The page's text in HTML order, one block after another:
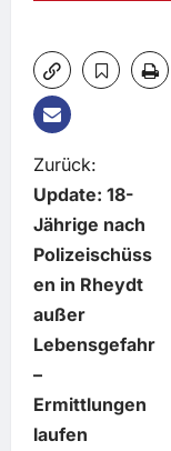
B
e
i
t
r
a
Zurück:
Update: 18-
Jährige nach
Polizeischüss
en in Rheydt
außer
Lebensgefahr
–
Ermittlungen
laufen